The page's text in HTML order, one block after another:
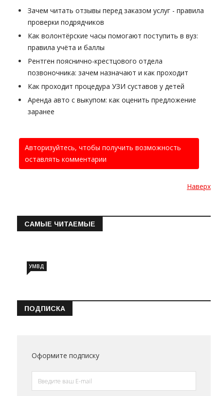
Зачем читать отзывы перед заказом услуг - правила
проверки подрядчиков
Как волонтёрские часы помогают поступить в вуз:
правила учёта и баллы
Рентген пояснично-крестцового отдела
позвоночника: зачем назначают и как проходит
Как проходит процедура УЗИ суставов у детей
Аренда авто с выкупом: как оценить предложение
заранее
Авторизуйтесь, чтобы получить возможность
оставлять комментарии
Наверх
САМЫЕ ЧИТАЕМЫЕ
УМВД
ПОДПИСКА
Оформите подписку